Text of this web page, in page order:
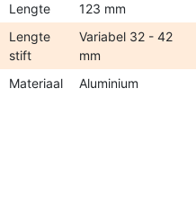
Lengte
123 mm
Lengte
stift
Variabel 32 - 42
mm
Materiaal
Aluminium